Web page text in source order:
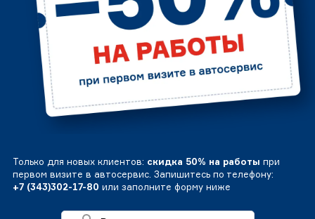
Только для новых клиентов: скидка 50% на работы при
первом визите в автосервис. Запишитесь по телефону:
+7 (343)302-17-80 или заполните форму ниже